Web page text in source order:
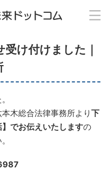
受け付けました｜
木総合法律事務所より下
でお伝えいたしますの